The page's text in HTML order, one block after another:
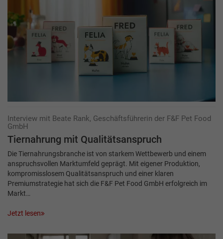
Interview mit Beate Rank, Geschäftsführerin der F&F Pet Food
GmbH
Tiernahrung mit Qualitätsanspruch
Die Tiernahrungsbranche ist von starkem Wettbewerb und einem
anspruchsvollen Markt­umfeld geprägt. Mit eigener Produktion,
kompromisslosem Qualitätsanspruch und einer klaren
Premiumstrategie hat sich die F&F Pet Food GmbH erfolgreich im
Markt…
Jetzt lesen